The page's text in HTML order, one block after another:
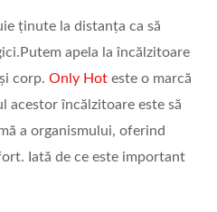
ținute la distanța ca să
apela la încălzitoare
corp. Only Hot este o marcă
acestor încălzitoare este să
a organismului, oferind
Iată de ce este important